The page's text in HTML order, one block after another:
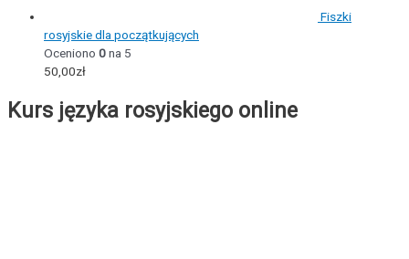
Fiszki
rosyjskie dla początkujących
Oceniono 0na 5
50,00zł
Kurs języka rosyjskiego online